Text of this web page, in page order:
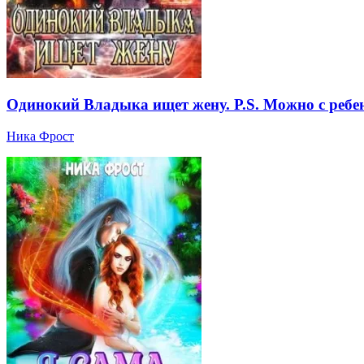
Одинокий Владыка ищет жену. P.S. Можно с
Ника Фрост